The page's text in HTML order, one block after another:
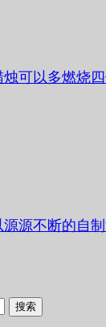
可以多燃烧
源不断的自